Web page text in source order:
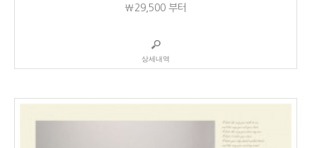
₩29,500부터
상세내역